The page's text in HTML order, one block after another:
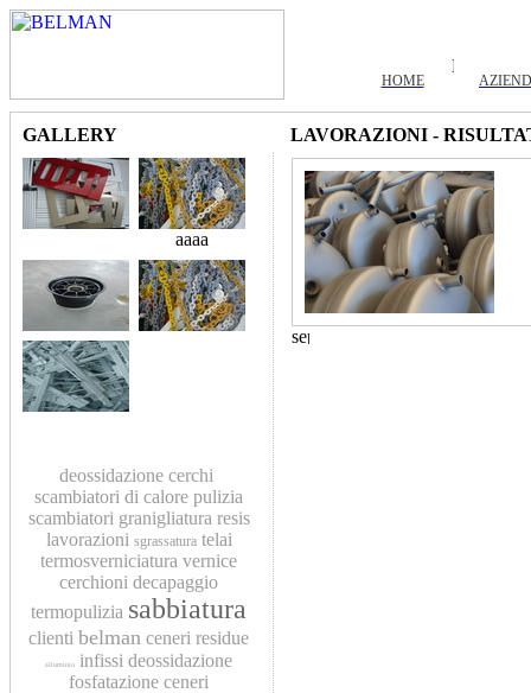
HOME
GALLERY LAVORAZIONI -
aaaa
deossidazione cerchi
scambiatori di calore pulizia
scambiatori granigliatura resis
lavorazioni sgrassatura telai
termosverniciatura vernice
cerchioni decapaggio
termopulizia sabbiatura
clienti belman ceneri residue
alluminio infissi deossidazione
fosfatazione ceneri